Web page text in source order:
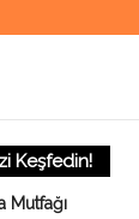
Keşfedin!
Mutfağı